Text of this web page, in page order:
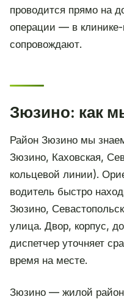
проводится прямо на
операции — в
сопровождают.
Зюзино: как
Район Зюзино мы
Зюзино, Каховская,
кольцевой линии).
водитель быстро
Зюзино,
улица. Двор, корпус,
диспетчер уточняет
время на месте.
Зюзино — жилой